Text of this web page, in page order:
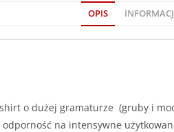
OPIS
o dużej gramaturze (gruby i
na intensywne